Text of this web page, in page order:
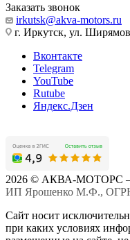
Заказать звонок
irkutsk@akva-motors.ru
г. Иркутск, ул.
Вконтакте
Telegram
YouTube
Rutube
Яндекс.Дзен
2026 © АКВА-МОТОРС —
ИП Ярошенко М.Ф.,
Сайт носит
при каких условиях